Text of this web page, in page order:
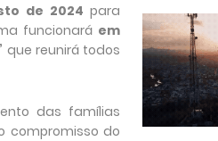
de 2024 para
funcionará em
que reunirá todos
das famílias
compromisso do